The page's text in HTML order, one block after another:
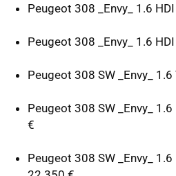
Peugeot 308 _Envy_ 1.6
Peugeot 308 _Envy_ 1.6
Peugeot 308 SW _Envy_
Peugeot 308 SW _Envy_
€
Peugeot 308 SW _Envy_ 1.6